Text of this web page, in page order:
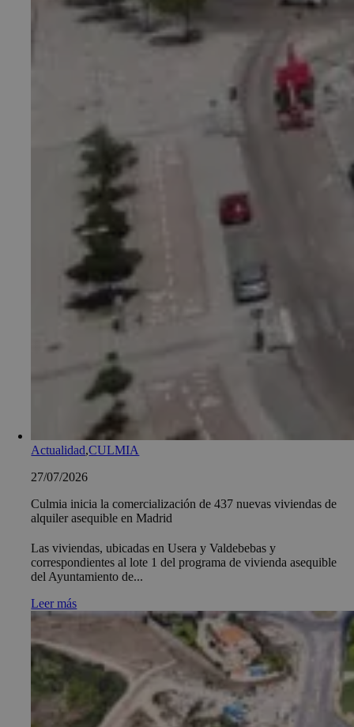
Actualidad,CULMIA
27/07/2026
Culmia inicia la comercialización de 437 nuevas viviendas de
alquiler asequible en Madrid
Las viviendas, ubicadas en Usera y Valdebebas y
correspondientes al lote 1 del programa de vivienda asequible
del Ayuntamiento de...
Leer más